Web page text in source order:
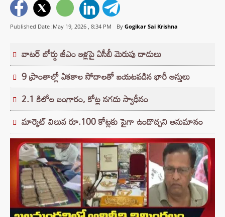
Published Date :May 19, 2026 , 8:34 PM By Gogikar Sai Krishna
వాటర్ బోర్డు జీఎం ఇళ్లపై ఏసీబీ మెరుపు దాడులు
9 ప్రాంతాల్లో ఏకకాల సోదాలతో బయటపడిన భారీ ఆస్తులు
2.1 కిలోల బంగారం, కోట్ల నగదు స్వాధీనం
మార్కెట్ విలువ రూ.100 కోట్లకు పైగా ఉండొచ్చని అనుమానం